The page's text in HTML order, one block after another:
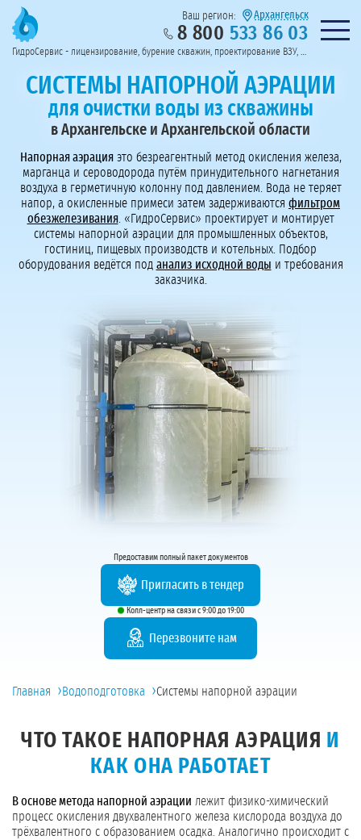
Предоставим полный пакет документов
Пригласить в тендер
Колл-центр на связи с 9:00 до 19:00
Перезвоните мне!
Ваш регион: Архангельск
8 800 533 86 03 Нужна
ГидроСервис - лицензирование, бурение скважин, проектирование ВЗУ, системы водоподготовки
СИСТЕМЫ НАПОРНОЙ АЭРАЦИИ
для очистки воды из скважины
в Архангельске и Архангельской области
Напорная аэрацияэто безреагентный метод окисления железа,
марганца и сероводорода путём принудительного нагнетания
воздуха в герметичную колонну под давлением. Вода не теряет
напор, а окисленные примеси затем задерживаются фильтром
обезжелезивания. «ГидроСервис» проектирует и монтирует
системы напорной аэрации для промышленных объектов,
гостиниц, пищевых производств и котельных. Подбор
оборудования ведётся под анализ исходной воды и требования
заказчика.
Предоставим полный пакет документов
Пригласить в тендер
Колл-центр на связи с 9:00 до 19:00
Перезвоните нам
Главная ›Водоподготовка ›Системы напорной аэрации
ЧТО ТАКОЕ НАПОРНАЯ АЭРАЦИЯ И
КАК ОНА РАБОТАЕТ
В основе метода напорной аэрации лежит физико-химический
процесс окисления двухвалентного железа кислорода воздуха до
трёхвалентного с образованием осадка. Аналогично происходит с